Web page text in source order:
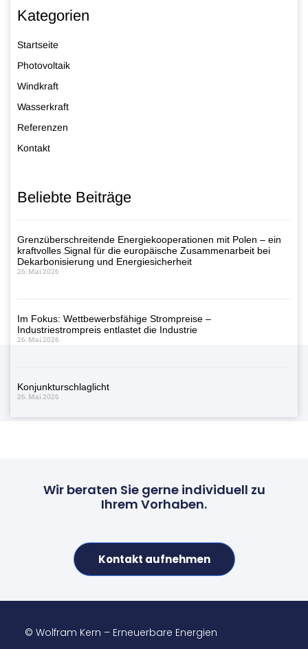
Kategorien
Startseite
Photovoltaik
Windkraft
Wasserkraft
Referenzen
Kontakt
Beliebte Beiträge
Grenzüberschreitende Energiekooperationen mit Polen – ein
kraftvolles Signal für die europäische Zusammenarbeit bei
Dekarbonisierung und Energiesicherheit
26. Mai 2026
Im Fokus: Wettbewerbsfähige Strompreise –
Industriestrompreis entlastet die Industrie
26. Mai 2026
Konjunkturschlaglicht
26. Mai 2026
Wir beraten Sie gerne individuell zu
Ihrem Vorhaben.
Kontakt aufnehmen
© Wolfram Kern – Erneuerbare Energien